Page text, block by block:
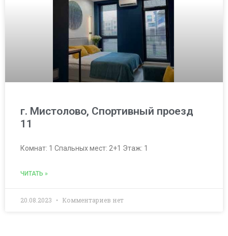
г. Мистолово, Спортивный проезд
11
Комнат: 1 Спальных мест: 2+1 Этаж: 1
ЧИТАТЬ »
20.08.2023 Комментариев нет